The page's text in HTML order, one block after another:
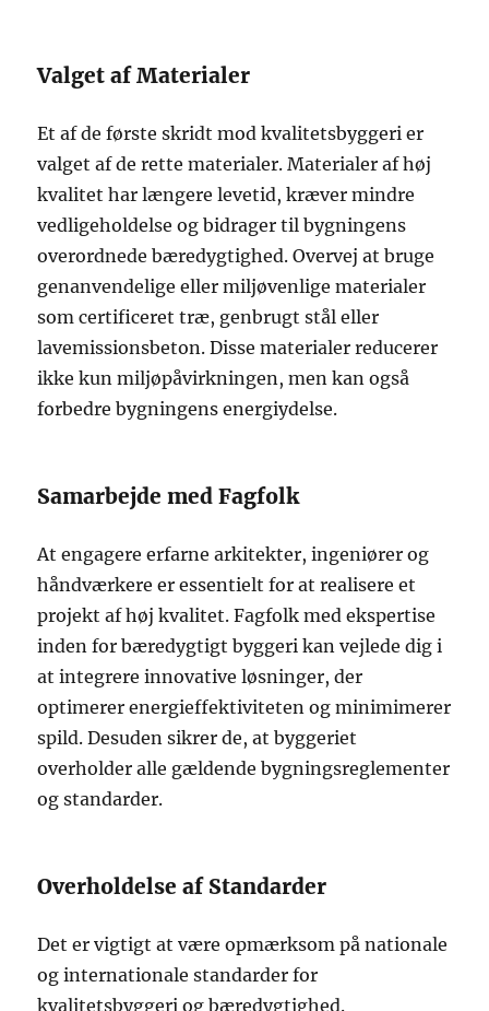
Valget af Materialer
Et af de første skridt mod kvalitetsbyggeri er
valget af de rette materialer. Materialer af høj
kvalitet har længere levetid, kræver mindre
vedligeholdelse og bidrager til bygningens
overordnede bæredygtighed. Overvej at bruge
genanvendelige eller miljøvenlige materialer
som certificeret træ, genbrugt stål eller
lavemissionsbeton. Disse materialer reducerer
ikke kun miljøpåvirkningen, men kan også
forbedre bygningens energiydelse.
Samarbejde med Fagfolk
At engagere erfarne arkitekter, ingeniører og
håndværkere er essentielt for at realisere et
projekt af høj kvalitet. Fagfolk med ekspertise
inden for bæredygtigt byggeri kan vejlede dig i
at integrere innovative løsninger, der
optimerer energieffektiviteten og minimimerer
spild. Desuden sikrer de, at byggeriet
overholder alle gældende bygningsreglementer
og standarder.
Overholdelse af Standarder
Det er vigtigt at være opmærksom på nationale
og internationale standarder for
kvalitetsbyggeri og bæredygtighed.